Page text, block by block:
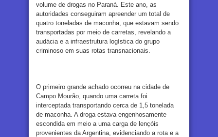
volume de drogas no Paraná. Este ano, as
autoridades conseguiram apreender um total de
quatro toneladas de maconha, que estavam sendo
transportadas por meio de carretas, revelando a
audácia e a infraestrutura logística do grupo
criminoso em suas rotas transnacionais.
O primeiro grande achado ocorreu na cidade de
Campo Mourão, quando uma carreta foi
interceptada transportando cerca de 1,5 tonelada
de maconha. A droga estava engenhosamente
escondida em meio a uma carga de lençóis
provenientes da Argentina, evidenciando a rota e a